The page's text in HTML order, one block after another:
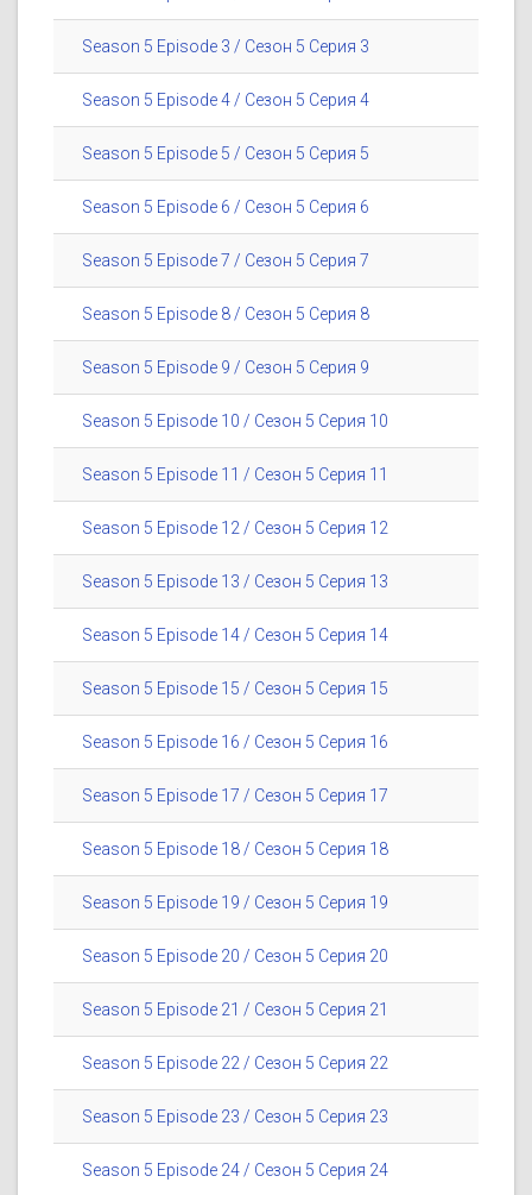
Season 5 Episode 3 / Сезон 5 Серия 3
Season 5 Episode 4 / Сезон 5 Серия 4
Season 5 Episode 5 / Сезон 5 Серия 5
Season 5 Episode 6 / Сезон 5 Серия 6
Season 5 Episode 7 / Сезон 5 Серия 7
Season 5 Episode 8 / Сезон 5 Серия 8
Season 5 Episode 9 / Сезон 5 Серия 9
Season 5 Episode 10 / Сезон 5 Серия 10
Season 5 Episode 11 / Сезон 5 Серия 11
Season 5 Episode 12 / Сезон 5 Серия 12
Season 5 Episode 13 / Сезон 5 Серия 13
Season 5 Episode 14 / Сезон 5 Серия 14
Season 5 Episode 15 / Сезон 5 Серия 15
Season 5 Episode 16 / Сезон 5 Серия 16
Season 5 Episode 17 / Сезон 5 Серия 17
Season 5 Episode 18 / Сезон 5 Серия 18
Season 5 Episode 19 / Сезон 5 Серия 19
Season 5 Episode 20 / Сезон 5 Серия 20
Season 5 Episode 21 / Сезон 5 Серия 21
Season 5 Episode 22 / Сезон 5 Серия 22
Season 5 Episode 23 / Сезон 5 Серия 23
Season 5 Episode 24 / Сезон 5 Серия 24